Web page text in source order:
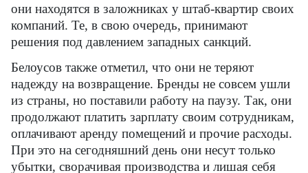
они находятся в заложниках у штаб-квартир своих
компаний. Те, в свою очередь, принимают
решения под давлением западных санкций.
Белоусов также отметил, что они не теряют
надежду на возвращение. Бренды не совсем ушли
из страны, но поставили работу на паузу. Так, они
продолжают платить зарплату своим сотрудникам,
оплачивают аренду помещений и прочие расходы.
При это на сегодняшний день они несут только
убытки, сворачивая производства и лишая себя